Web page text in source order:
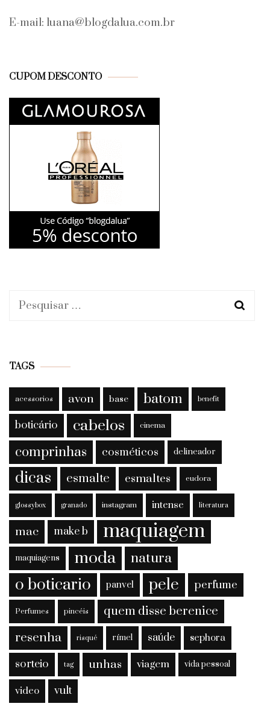
E-mail: luana@blogdalua.com.br
CUPOM DESCONTO
Pesquisar
TAGS
acessorios avon base batom benefit
boticário cabelos cinema
comprinhas cosméticos delineador
dicas esmalte esmaltes eudora
glossybox granado instagram intense literatura
mac make b maquiagem
maquiagens moda natura
o boticario panvel pele perfume
Perfumes pincéis quem disse berenice
resenha risqué rímel saúde sephora
sorteio tag unhas viagem vida pessoal
video vult